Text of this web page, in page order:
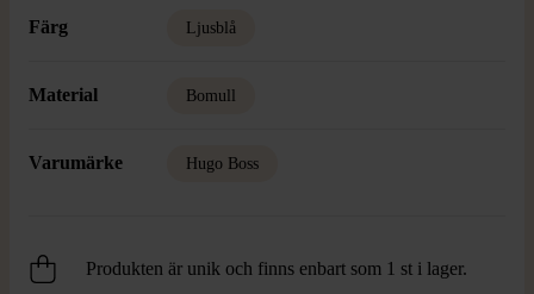
Färg Ljusblå
Material Bomull
Varumärke Hugo Boss
Produkten är unik och finns enbart som 1 st i lager.